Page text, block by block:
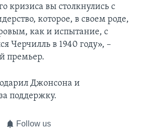
кризиса вы столкнулись с
которое, в своем роде,
как и испытание, с
Черчилль в 1940 году», –
премьер.
Джонсона и
поддержку.
Follow us